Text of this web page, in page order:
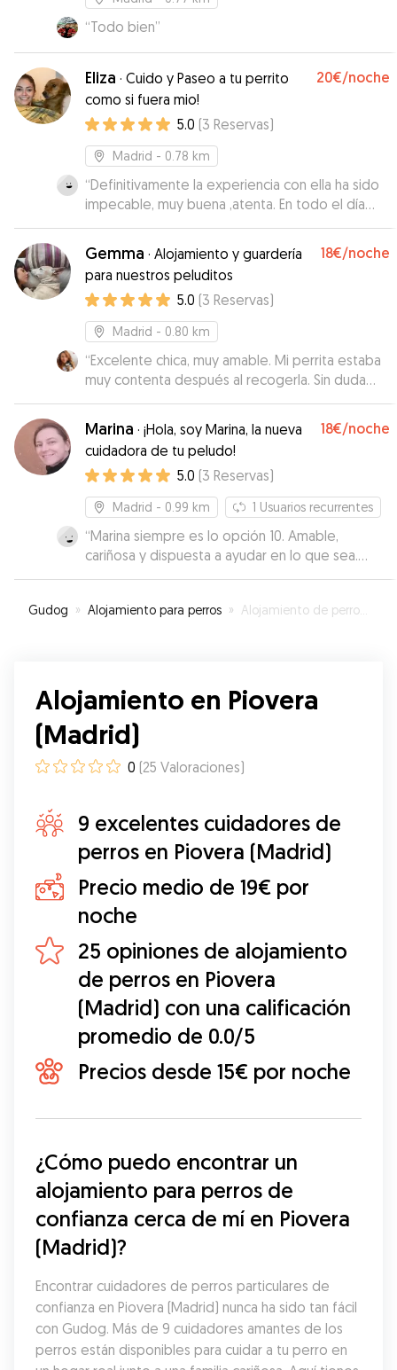
“Todo bien”
Eliza · Cuido y Paseo a tu perrito
como si fuera mio!
20€/noche
5.0 (3 Reservas)
Madrid - 0.78 km
“Definitivamente la experiencia con ella ha sido
impecable, muy buena ,atenta. En todo el día
que ha estado con pichito la verdad que me ha
tenido atenta sobre él y eso es un alivio, llegué
una hora más tarde y la verdad fue muy amable
y me pudo comprender.. Volveré a repetir
obviamente con ella.”
Gemma · Alojamiento y guardería
para nuestros peluditos
18€/noche
5.0 (3 Reservas)
Madrid - 0.80 km
“Excelente chica, muy amable. Mi perrita estaba
muy contenta después al recogerla. Sin duda
repetiría estancia con ella”
Marina · ¡Hola, soy Marina, la nueva
cuidadora de tu peludo!
18€/noche
5.0 (3 Reservas)
Madrid - 0.99 km 1 Usuarios recurrentes
“Marina siempre es lo opción 10. Amable,
cariñosa y dispuesta a ayudar en lo que sea.
Moon sabe donde vive y va encantada, no hay
Gudog » Alojamiento para perros » Alojamiento de perros en Piovera (Madrid)
Alojamiento en Piovera
(Madrid)
0 (25 Valoraciones)
9 excelentes cuidadores de
perros en Piovera (Madrid)
Precio medio de 19€ por
noche
25 opiniones de alojamiento
de perros en Piovera
(Madrid) con una calificación
promedio de 0.0/5
Precios desde 15€ por noche
¿Cómo puedo encontrar un
alojamiento para perros de
confianza cerca de mí en Piovera
(Madrid)?
Encontrar cuidadores de perros particulares de
confianza en Piovera (Madrid) nunca ha sido tan fácil
con Gudog. Más de 9 cuidadores amantes de los
perros están disponibles para cuidar a tu perro en